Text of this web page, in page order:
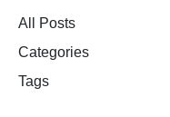
All Posts
Categories
Tags